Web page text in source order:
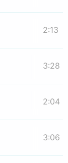
2:13
3:28
2:04
3:06